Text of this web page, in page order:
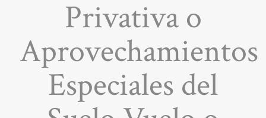
Privativa o
Aprovechamientos
Especiales del